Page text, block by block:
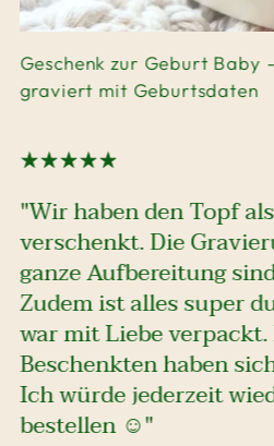
"Wir haben den Topf
verschenkt. Die
ganze Aufbereitung
Zudem ist alles super
war mit Liebe verpackt.
Beschenkten haben
Ich würde jederzeit
bestellen ☺️"
Geschenk zur Geburt Baby
graviert mit Geburtsdaten